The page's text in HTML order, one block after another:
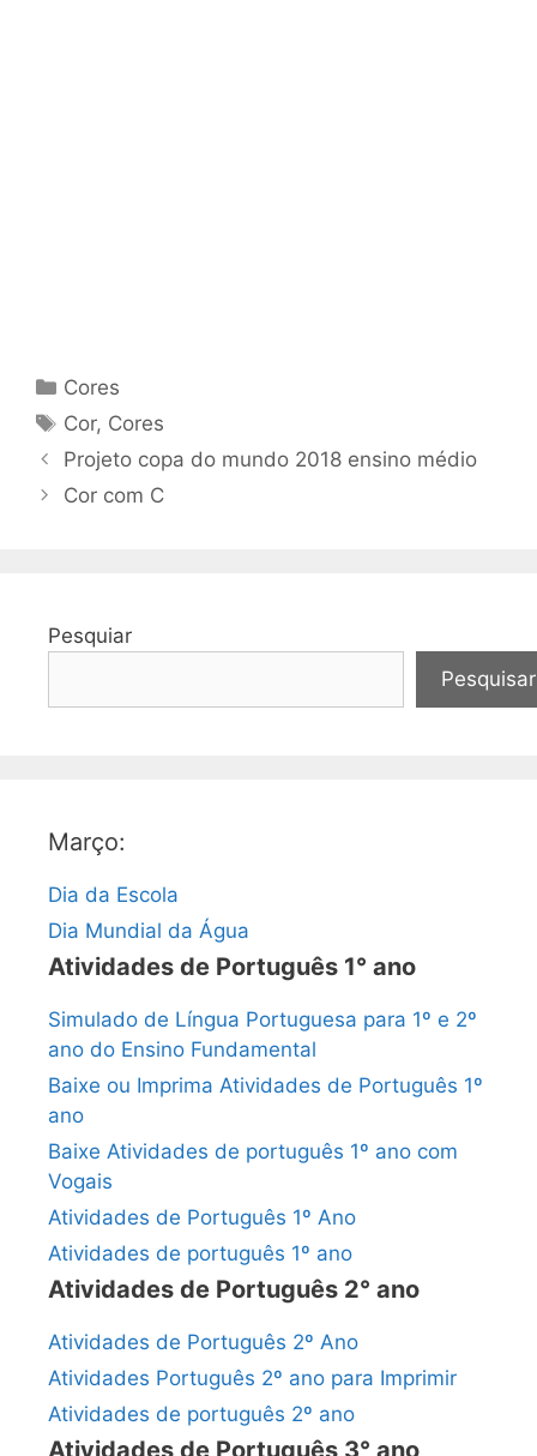
Categorias
Cores
Tags
Cor, Cores
Projeto copa do mundo 2018 ensino médio
Cor com C
Pesquiar
Pesquisar
Março:
Dia da Escola
Dia Mundial da Água
Atividades de Português 1° ano
Simulado de Língua Portuguesa para 1º e 2º
ano do Ensino Fundamental
Baixe ou Imprima Atividades de Português 1º
ano
Baixe Atividades de português 1º ano com
Vogais
Atividades de Português 1º Ano
Atividades de português 1º ano
Atividades de Português 2° ano
Atividades de Português 2º Ano
Atividades Português 2º ano para Imprimir
Atividades de português 2º ano
Atividades de Português 3° ano